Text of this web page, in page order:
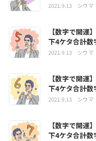
2021.9.13 シウマ
【数字で開運
下4ケタ合計数
2021.9.13 シウマ
【数字で開運
下4ケタ合計数
2021.9.13 シウマ
【数字で開運
下4ケタ合計数